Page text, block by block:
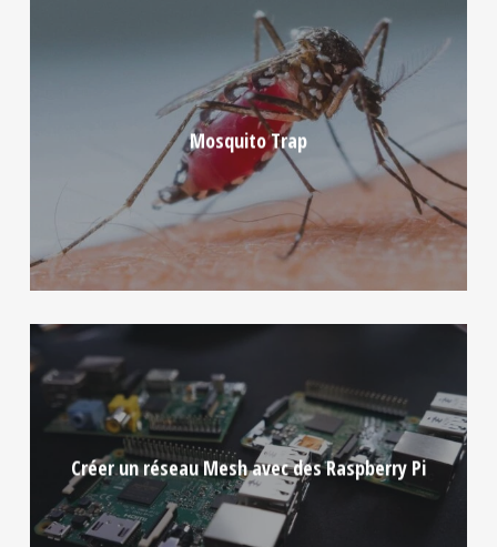
Mosquito Trap
Créer un réseau Mesh avec des Raspberry Pi